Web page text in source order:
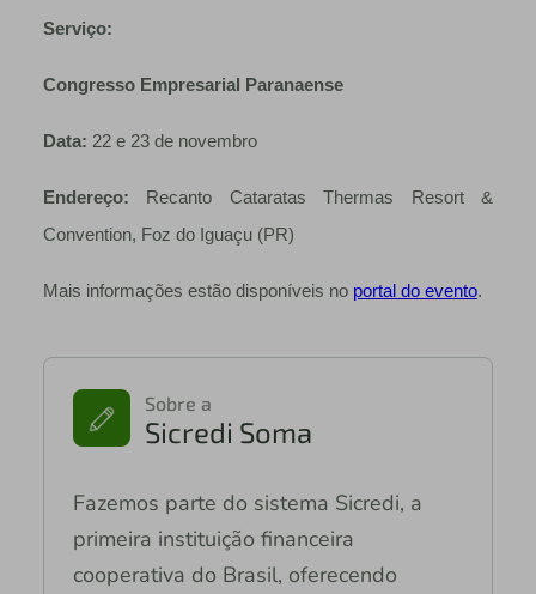
Serviço:
Congresso Empresarial Paranaense
Data: 22 e 23 de novembro
Endereço: Recanto Cataratas Thermas Resort &
Convention, Foz do Iguaçu (PR)
Mais informações estão disponíveis no portal do evento.
Sobre a
Sicredi Soma
Fazemos parte do sistema Sicredi, a
primeira instituição financeira
cooperativa do Brasil, oferecendo